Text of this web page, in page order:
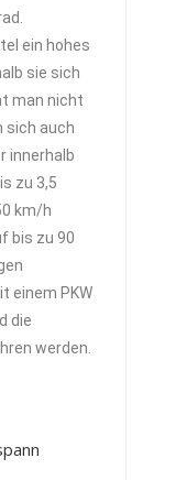
ein hohes
sie sich
man nicht
sich auch
innerhalb
zu 3,5
km/h
bis zu 90
einem PKW
die
werden.